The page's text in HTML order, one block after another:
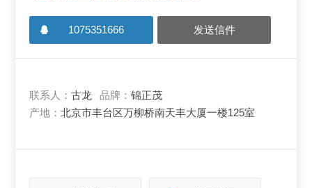
1075351666 发送信件
联系人：古龙 品牌：锦正茂
产地：北京市丰台区万柳桥南天丰大厦一楼125室